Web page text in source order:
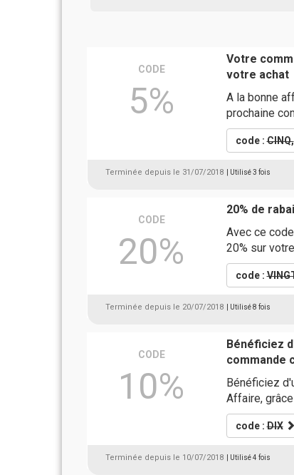
CODE
5%
Votre
votre achat
A la bonne
prochaine
code :CINQ,
Terminée depuis le 31/07/2018 | Utilisé 3 fois
CODE
20%
20% de
Avec ce
20% sur
code :
Terminée depuis le 20/07/2018 | Utilisé 8 fois
CODE
10%
Bénéficiez
commande
Bénéficiez
Affaire,
code :DIX
Terminée depuis le 10/07/2018 | Utilisé 4 fois